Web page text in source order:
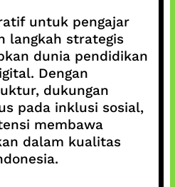
untuk pengajar
langkah strategis
dunia pendidikan
Dengan
dukungan
pada inklusi sosial,
membawa
dalam kualitas